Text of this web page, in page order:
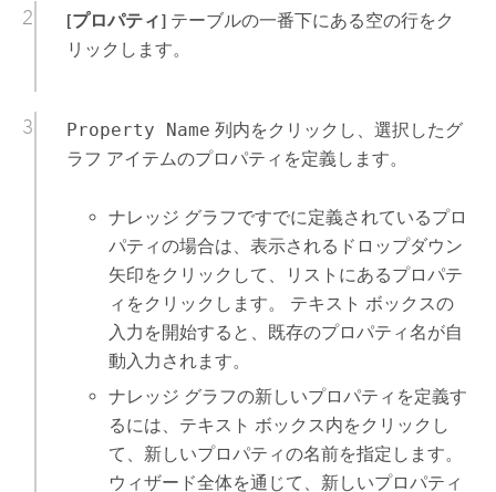
[プロパティ]テーブルの一番下にある空の行をク
リックします。
Property Name 列内をクリックし、選択したグ
ラフ アイテムのプロパティを定義します。
ナレッジ グラフですでに定義されているプロ
パティの場合は、表示されるドロップダウン
矢印をクリックして、リストにあるプロパテ
ィをクリックします。 テキスト ボックスの
入力を開始すると、既存のプロパティ名が自
動入力されます。
ナレッジ グラフの新しいプロパティを定義す
るには、テキスト ボックス内をクリックし
て、新しいプロパティの名前を指定します。
ウィザード全体を通じて、新しいプロパティ